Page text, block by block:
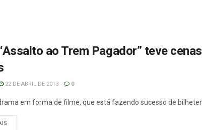
ao Trem Pagador” teve
22 DE ABRIL DE 2013 0
em forma de filme, que está fazendo sucesso de